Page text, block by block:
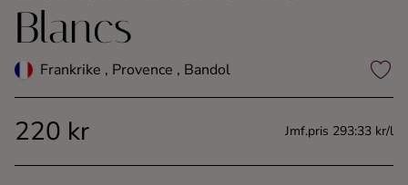
Rom
Tequila
Blancs
Frankrike , Provence , Bandol
220 kr Jmf.pris 293:33 kr/l